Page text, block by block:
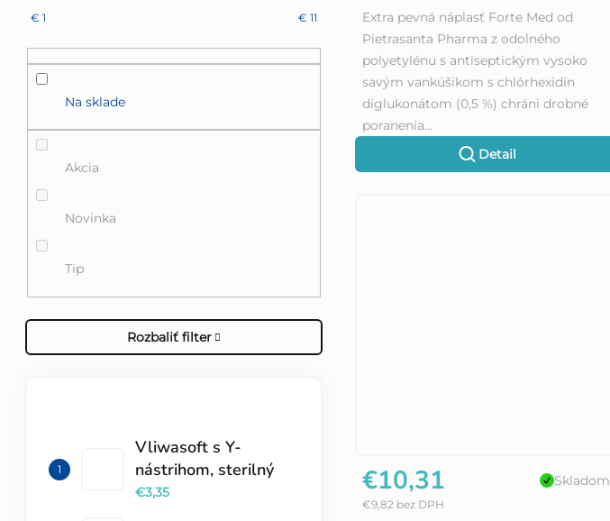
€ 1 € 11
Na sklade
Akcia
Novinka
Tip
Rozbaliť filter
Vliwasoft s Y-
nástrihom, sterilný
€3,35
Detail
Extra pevná náplasť Forte Med od
Pietrasanta Pharma z odolného
polyetylénu s antiseptickým vysoko
savým vankúšikom s chlórhexidín
diglukonátom (0,5 %) chráni drobné
poranenia...
Skladom
€9,82 bez DPH
€10,31